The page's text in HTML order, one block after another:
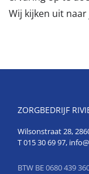
Wij kijken uit
ZORGBEDRIJF
Wilsonstraat 28,
T015 30 69 97,
BTW BE 0680 439